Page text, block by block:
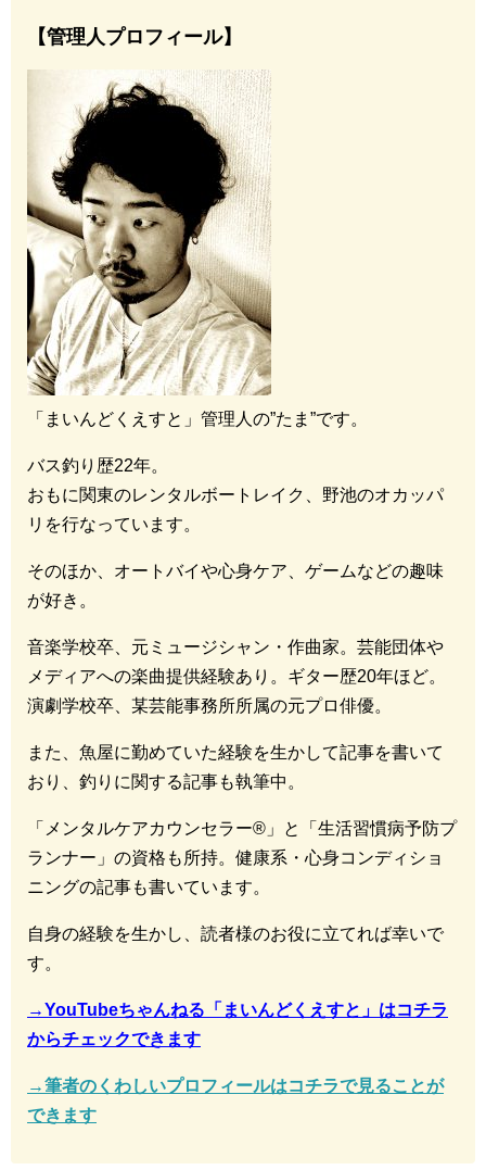
【管理人プロフィール】
「まいんどくえすと」管理人の”たま”です。
バス釣り歴22年。
おもに関東のレンタルボートレイク、野池のオカッパ
リを行なっています。
そのほか、オートバイや心身ケア、ゲームなどの趣味
が好き。
音楽学校卒、元ミュージシャン・作曲家。芸能団体や
メディアへの楽曲提供経験あり。ギター歴20年ほど。
演劇学校卒、某芸能事務所所属の元プロ俳優。
また、魚屋に勤めていた経験を生かして記事を書いて
おり、釣りに関する記事も執筆中。
「メンタルケアカウンセラー®︎」と「生活習慣病予防プ
ランナー」の資格も所持。健康系・心身コンディショ
ニングの記事も書いています。
自身の経験を生かし、読者様のお役に立てれば幸いで
す。
→YouTubeちゃんねる「まいんどくえすと」はコチラ
からチェックできます
→筆者のくわしいプロフィールはコチラで見ることが
できます